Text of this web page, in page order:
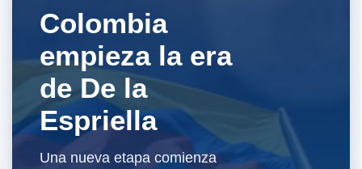
Colombia
empieza la era
de De la
Espriella
Una nueva etapa comienza